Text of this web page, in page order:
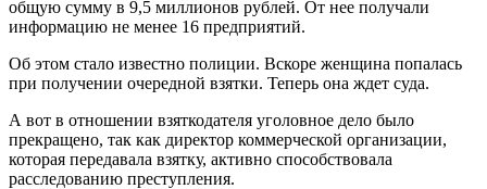
общую сумму в 9,5 миллионов рублей. От нее получали
информацию не менее 16 предприятий.
Об этом стало известно полиции. Вскоре женщина попалась
при получении очередной взятки. Теперь она ждет суда.
А вот в отношении взяткодателя уголовное дело было
прекращено, так как директор коммерческой организации,
которая передавала взятку, активно способствовала
расследованию преступления.